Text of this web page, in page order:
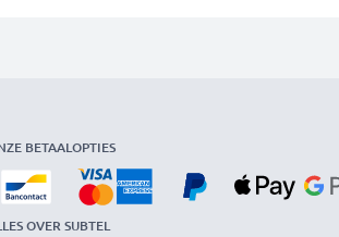
BETAALOPTIES
OVER SUBTEL